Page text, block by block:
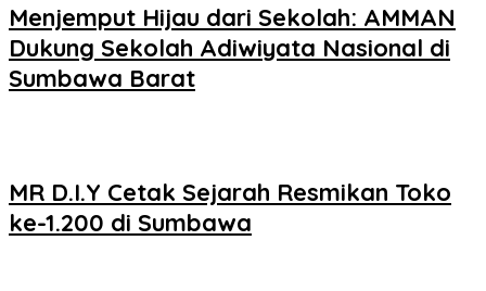
Menjemput Hijau dari Sekolah: AMMAN
Dukung Sekolah Adiwiyata Nasional di
Sumbawa Barat
MR D.I.Y Cetak Sejarah Resmikan Toko
ke-1.200 di Sumbawa